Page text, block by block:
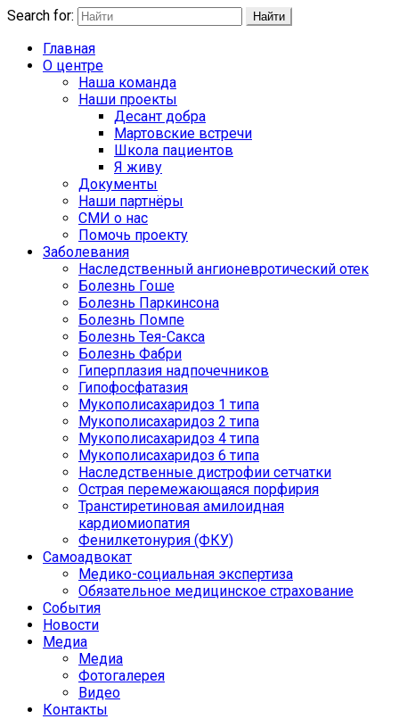
Search for: Найти
Главная
О центре
Наша команда
Наши проекты
Десант добра
Мартовские встречи
Школа пациентов
Я живу
Документы
Наши партнёры
СМИ о нас
Помочь проекту
Заболевания
Наследственный ангионевротический отек
Болезнь Гоше
Болезнь Паркинсона
Болезнь Помпе
Болезнь Тея-Сакса
Болезнь Фабри
Гиперплазия надпочечников
Гипофосфатазия
Мукополисахаридоз 1 типа
Мукополисахаридоз 2 типа
Мукополисахаридоз 4 типа
Мукополисахаридоз 6 типа
Наследственные дистрофии сетчатки
Острая перемежающаяся порфирия
Транстиретиновая амилоидная
кардиомиопатия
Фенилкетонурия (ФКУ)
Самоадвокат
Медико-социальная экспертиза
Обязательное медицинское страхование
События
Новости
Медиа
Медиа
Фотогалерея
Видео
Контакты